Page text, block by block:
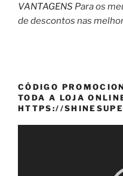
VANTAGENS Para os
de descontos nas
CÓDIGO
TODA A LOJA
HTTPS://